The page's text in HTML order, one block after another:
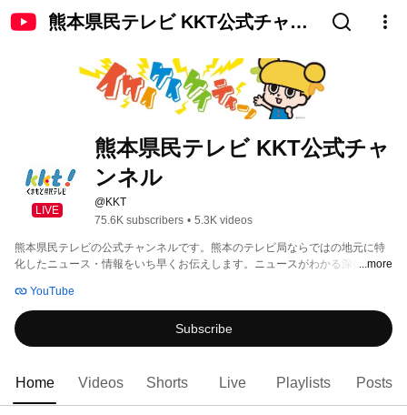
熊本県民テレビ KKT公式チャン
LIVE
熊本県民テレビ KKT公式チャ
ンネル
@KKT
75.6K subscribers • 5.3K videos
熊本県民テレビの公式チャンネルです。熊本のテレビ局ならではの地元に特
化したニュース・情報をいち早くお伝えします。ニュースがわかる深掘り解
ていきます。
...more
YouTube
Subscribe
Home Videos Shorts Live Playlists Posts